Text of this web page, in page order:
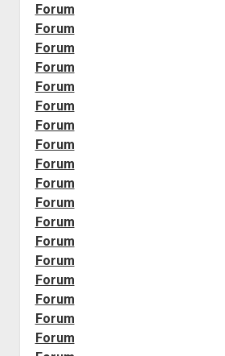
Forum
Forum
Forum
Forum
Forum
Forum
Forum
Forum
Forum
Forum
Forum
Forum
Forum
Forum
Forum
Forum
Forum
Forum